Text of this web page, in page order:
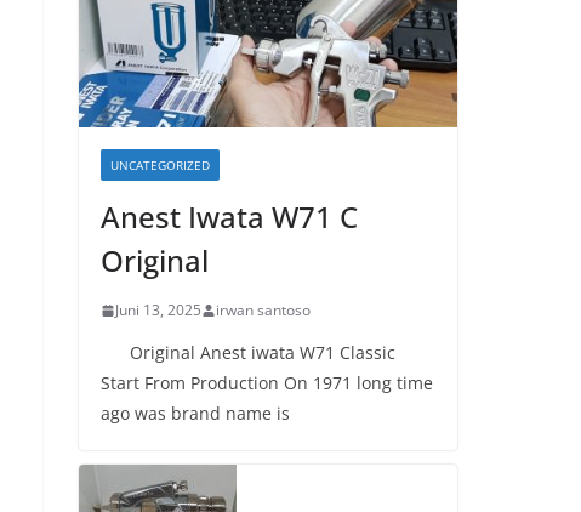
UNCATEGORIZED
Anest Iwata W71 C
Original
Juni 13, 2025 irwan santoso
Original Anest iwata W71 Classic
Start From Production On 1971 long time
ago was brand name is